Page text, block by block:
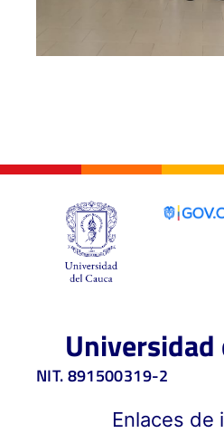
Universidad
NIT. 891500319-2
Enlaces de